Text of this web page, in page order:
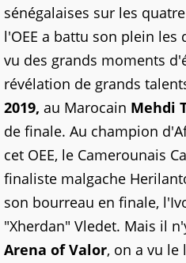
sénégalaises sur les
l'OEE a battu son plein les
vu des grands moments
révélation de grands
2019, au Marocain Mehdi
de finale. Au champion
cet OEE, le Camerounais
finaliste malgache
son bourreau en finale,
"Xherdan" Vledet. Mais il
Arena of Valor, on a vu le